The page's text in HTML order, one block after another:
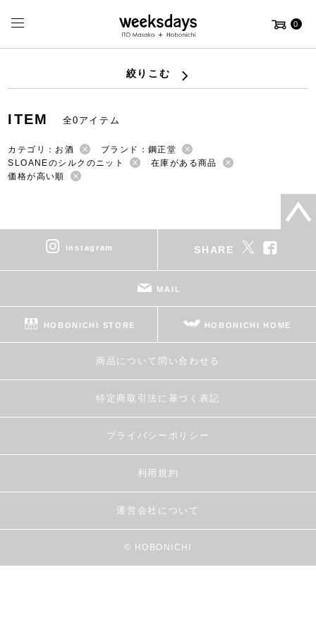
0
絞りこむ
ITEM 全0アイテム
カテゴリ：お酒
ブランド：鋼正堂
SLOANEのシルクのニット
在庫がある商品
価格が高い順
instagram SHARE
MAIL
HOBONICHI STORE HOBONICHI HOME
商品について問い合わせる
特定商取引法に基づく表記
プライバシーポリシー
利用規約
運営会社について
© HOBONICHI